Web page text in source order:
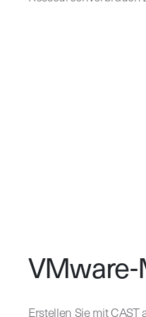
Erstellen Sie mit